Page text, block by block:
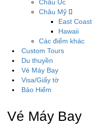
Châu Úc
Châu Mỹ
East Coast
Hawaii
Các điểm khác
Custom Tours
Du thuyền
Vé Máy Bay
Visa/Giấy tờ
Bảo Hiểm
Vé Máy Bay